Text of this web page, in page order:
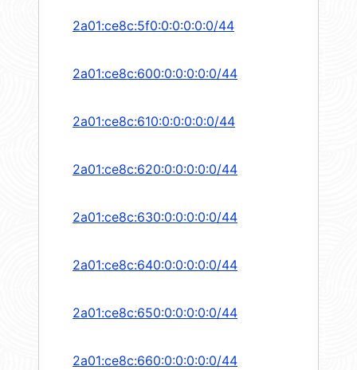
2a01:ce8c:5f0:0:0:0:0:0/44
2a01:ce8c:600:0:0:0:0:0/44
2a01:ce8c:610:0:0:0:0:0/44
2a01:ce8c:620:0:0:0:0:0/44
2a01:ce8c:630:0:0:0:0:0/44
2a01:ce8c:640:0:0:0:0:0/44
2a01:ce8c:650:0:0:0:0:0/44
2a01:ce8c:660:0:0:0:0:0/44